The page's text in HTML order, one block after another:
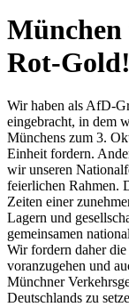
Rot-Gold!
Wir haben als AfD-
eingebracht, in dem
Münchens zum 3.
Einheit fordern.
wir unseren
feierlichen Rahmen.
Zeiten einer
Lagern und
gemeinsamen
Wir fordern daher die
voranzugehen und
Münchner
Deutschlands zu